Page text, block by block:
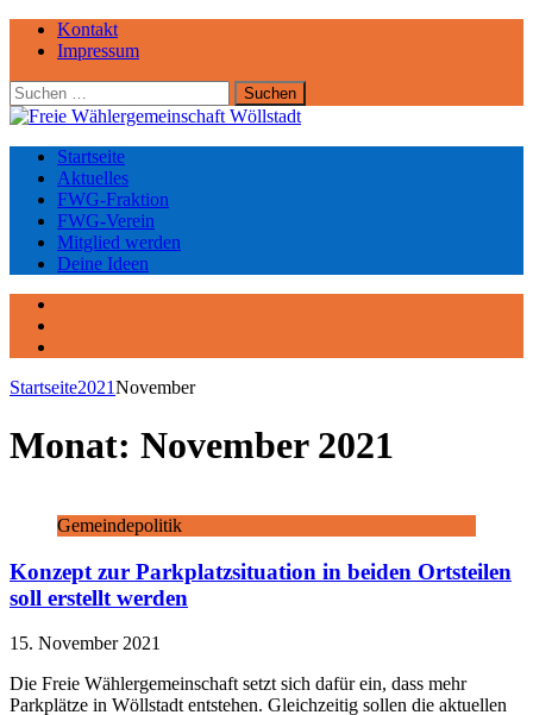
Kontakt
Impressum
Suchen
nach:
Startseite
Aktuelles
FWG-Fraktion
FWG-Verein
Mitglied werden
Deine Ideen
Startseite2021November
Monat: November 2021
Gemeindepolitik
Konzept zur Parkplatzsituation in beiden Ortsteilen
soll erstellt werden
15. November 2021
Die Freie Wählergemeinschaft setzt sich dafür ein, dass mehr
Parkplätze in Wöllstadt entstehen. Gleichzeitig sollen die aktuellen